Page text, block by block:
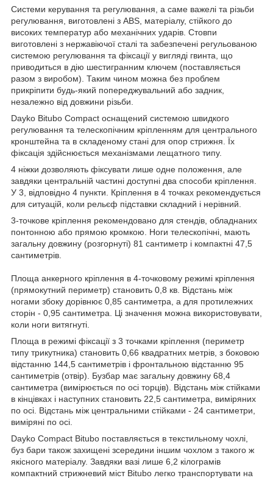
Системи керування та регулювання, а саме важелі та різьби
регулювання, виготовлені з ABS, матеріалу, стійкого до
високих температур або механічних ударів. Стовпи
виготовлені з нержавіючої сталі та забезпечені регульованою
системою регулювання та фіксації у вигляді гвинта, що
приводиться в дію шестигранним ключем (поставляється
разом з виробом). Таким чином можна без проблем
прикріпити будь-який попереджувальний або задник,
незалежно від довжини різьби.
Dayko Bitubo Compact оснащений системою швидкого
регулювання та телескопічним кріпленням для центрального
кронштейна та в складеному стані для опор стрижня. Їх
фіксація здійснюється механізмами лещатного типу.
4 ніжки дозволяють фіксувати лише одне положення, але
завдяки центральній частині доступні два способи кріплення.
У 3, відповідно 4 пункти. Кріплення в 4 точках рекомендується
для ситуацій, коли рельєф підставки складний і нерівний.
3-точкове кріплення рекомендовано для стендів, обладнаних
понтонною або прямою кромкою. Ноги телескопічні, мають
загальну довжину (розгорнуті) 81 сантиметр і компактні 47,5
сантиметрів.
Площа анкерного кріплення в 4-точковому режимі кріплення
(прямокутний периметр) становить 0,8 кв. Відстань між
ногами збоку дорівнює 0,85 сантиметра, а для протилежних
сторін - 0,95 сантиметра. Ці значення можна використовувати,
коли ноги витягнуті.
Площа в режимі фіксації з 3 точками кріплення (периметр
типу трикутника) становить 0,66 квадратних метрів, з боковою
відстанню 144,5 сантиметрів і фронтальною відстанню 95
сантиметрів (отвір). Бузбар має загальну довжину 68,4
сантиметра (вимірюється по осі торців). Відстань між стійками
в кінцівках і наступних становить 22,5 сантиметра, виміряних
по осі. Відстань між центральними стійками - 24 сантиметри,
виміряні по осі.
Dayko Compact Bitubo поставляється в текстильному чохлі,
буз бари також захищені зсередини іншим чохлом з такого ж
якісного матеріалу. Завдяки вазі лише 6,2 кілограмів
компактний стрижневий міст Bitubo легко транспортувати на